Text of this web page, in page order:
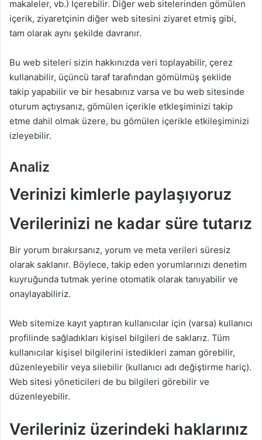
makaleler, vb.) Içerebilir. Diğer web sitelerinden gömülen
içerik, ziyaretçinin diğer web sitesini ziyaret etmiş gibi,
tam olarak aynı şekilde davranır.
Bu web siteleri sizin hakkınızda veri toplayabilir, çerez
kullanabilir, üçüncü taraf tarafından gömülmüş şeklide
takip yapabilir ve bir hesabınız varsa ve bu web sitesinde
oturum açtıysanız, gömülen içerikle etkleşiminizi takip
etme dahil olmak üzere, bu gömülen içerikle etkileşiminizi
izleyebilir.
Analiz
Verinizi kimlerle paylaşıyoruz
Verilerinizi ne kadar süre tutarız
Bir yorum bırakırsanız, yorum ve meta verileri süresiz
olarak saklanır. Böylece, takip eden yorumlarınızı denetim
kuyruğunda tutmak yerine otomatik olarak tanıyabilir ve
onaylayabiliriz.
Web sitemize kayıt yaptıran kullanıcılar için (varsa) kullanıcı
profilinde sağladıkları kişisel bilgileri de saklarız. Tüm
kullanıcılar kişisel bilgilerini istedikleri zaman görebilir,
düzenleyebilir veya silebilir (kullanıcı adı değiştirme hariç).
Web sitesi yöneticileri de bu bilgileri görebilir ve
düzenleyebilir.
Verileriniz üzerindeki haklarınız